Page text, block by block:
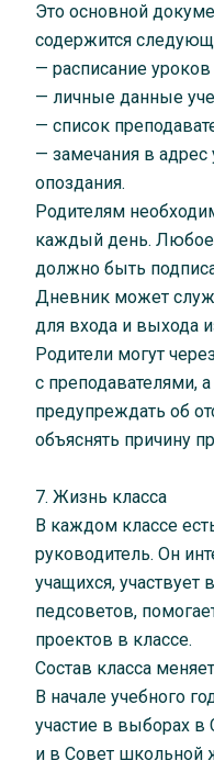
Это основной
содержится
— расписание уроков
— личные данные
— список
— замечания в адрес
опоздания.
Родителям
каждый день. Любое
должно быть
Дневник может
для входа и выхода
Родители могут
с преподавателями,
предупреждать об
объяснять причину
7. Жизнь класса
В каждом классе
руководитель. Он
учащихся, участвует
педсоветов,
проектов в классе.
Состав класса
В начале учебного
участие в выборах в
и в Совет школьной